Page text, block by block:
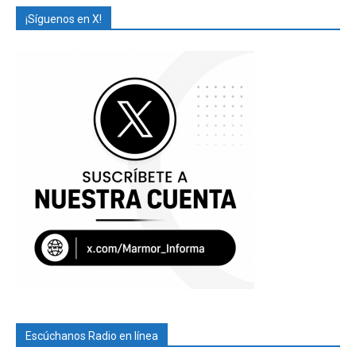
¡Síguenos en X!
Escúchanos Radio en línea